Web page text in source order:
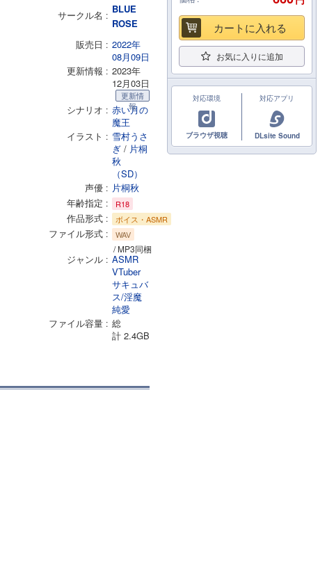
サークル名
BLUE
ROSE
販売日
2022年
08月09日
更新情報
2023年
12月03日
更新情
報
シナリオ
赤い月の
魔王
イラスト
雪村うさ
ぎ / 片桐
秋
（SD）
声優
片桐秋
年齢指定
R18
作品形式 ボイス・ASMR
ファイル形式 WAV
/ MP3同梱
ジャンル
ASMR
VTuber
サキュバ
ス/淫魔
純愛
ファイル容量
総
計 2.4GB
カートに入れる
お気に入りに追加
対応環境
ブラウザ視聴
対応アプリ
DLsite Sound